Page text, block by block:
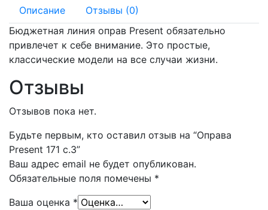
Описание
Отзывы (0)
Бюджетная линия оправ Present обязательно
привлечет к себе внимание. Это простые,
классические модели на все случаи жизни.
Отзывы
Отзывов пока нет.
Будьте первым, кто оставил отзыв на “Оправа
Present 171 с.3”
Ваш адрес email не будет опубликован.
Обязательные поля помечены *
Ваша оценка *